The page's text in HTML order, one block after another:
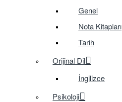
Genel
Nota Kitapları
Tarih
Orijinal Dil
İngilizce
Psikoloji